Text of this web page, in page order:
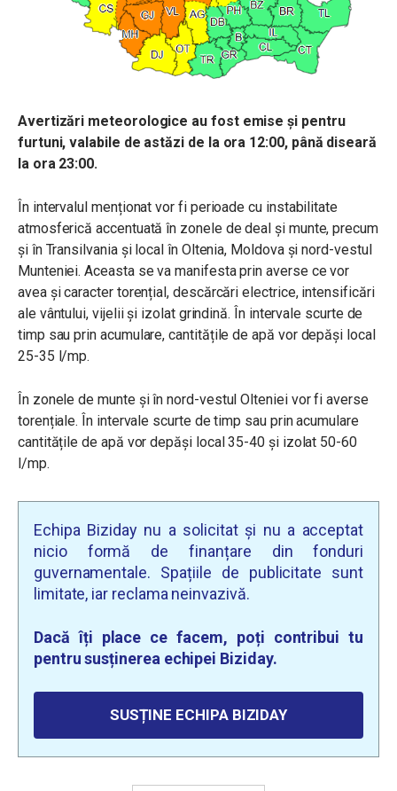
Avertizări meteorologice au fost emise și pentru
furtuni, valabile de astăzi de la ora 12:00, până diseară
la ora 23:00.
În intervalul menționat vor fi perioade cu instabilitate
atmosferică accentuată în zonele de deal și munte, precum
și în Transilvania și local în Oltenia, Moldova și nord-vestul
Munteniei. Aceasta se va manifesta prin averse ce vor
avea și caracter torențial, descărcări electrice, intensificări
ale vântului, vijelii și izolat grindină. În intervale scurte de
timp sau prin acumulare, cantitățile de apă vor depăși local
25-35 l/mp.
În zonele de munte și în nord-vestul Olteniei vor fi averse
torențiale. În intervale scurte de timp sau prin acumulare
cantitățile de apă vor depăși local 35-40 și izolat 50-60
l/mp.
Echipa Biziday nu a solicitat și nu a acceptat
nicio formă de finanțare din fonduri
guvernamentale. Spațiile de publicitate sunt
limitate, iar reclama neinvazivă.
Dacă îți place ce facem, poți contribui tu
pentru susținerea echipei Biziday.
SUSȚINE ECHIPA BIZIDAY